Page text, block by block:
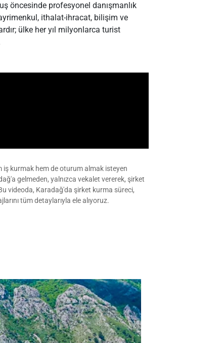
öncesinde profesyonel danışmanlık
ithalat-ihracat, bilişim ve
ülke her yıl milyonlarca turist
iş kurmak hem de oturum almak isteyen
gelmeden, yalnızca vekalet vererek, şirket
videoda, Karadağ'da şirket kurma süreci,
tüm detaylarıyla ele alıyoruz.